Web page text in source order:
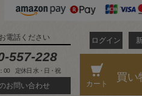
電話ください
557-228
00 定休日 水・日・祝
お問い合わせ
ログイン
カート
買い
商品